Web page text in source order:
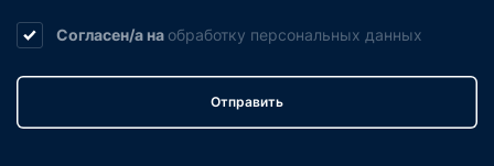
Согласен/а на обработку персональных данных
Отправить